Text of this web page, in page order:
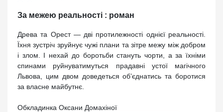
За межею реальності : роман
Древа та Орест — дві протилежності однієї реальності.
Їхня зустріч зруйнує чужі плани та зітре межу між добром
і злом. І нехай до боротьби стануть чорти, а за їхніми
спинами руйнуватимуться прадавні устої магічного
Львова, цим двом доведеться об’єднатись та боротися
за власне майбутнє.
Обкладинка Оксани Домахіної